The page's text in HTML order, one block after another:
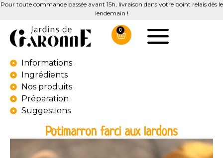
Pour toute commande passée avant 15h, livraison dans votre point relais dès le
lendemain !
0
Informations
Ingrédients
Nos produits
Préparation
Suggestions
Potimarron farci aux lardons